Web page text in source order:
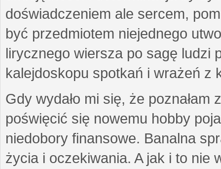
doświadczeniem ale sercem,
być przedmiotem niejednego
lirycznego wiersza po sagę ludzi
kalejdoskopu spotkań i wrażeń z
Gdy wydało mi się, że
poświęcić się nowemu hobby
niedobory finansowe. Banalna
życia i oczekiwania. A jak i to nie